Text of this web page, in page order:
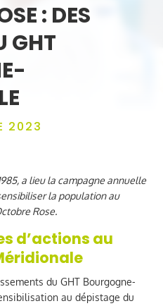
: DES
GHT
2023
a lieu la campagne annuelle
la population au
Rose.
d’actions au
du GHT Bourgogne-
au dépistage du